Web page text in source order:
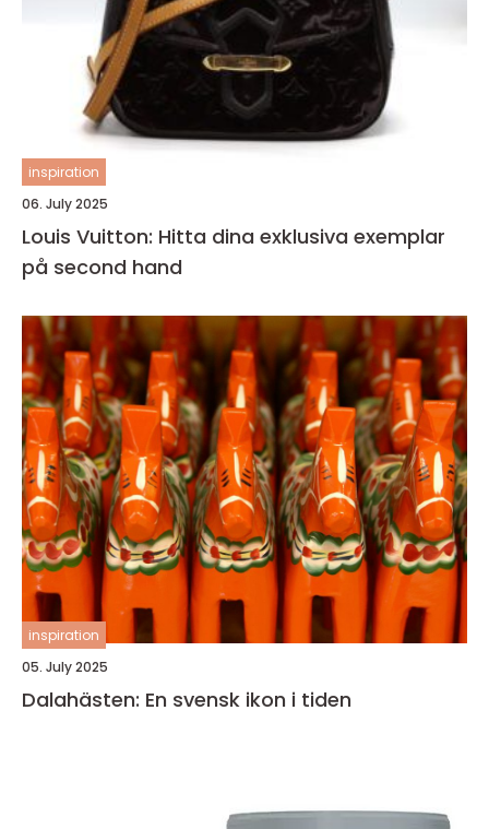
inspiration
06. July 2025
Louis Vuitton: Hitta dina exklusiva exemplar
på second hand
inspiration
05. July 2025
Dalahästen: En svensk ikon i tiden